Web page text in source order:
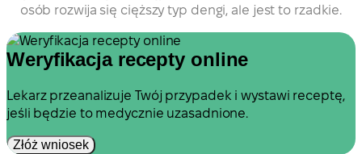
osób rozwija się cięższy typ dengi, ale jest to rzadkie.
Weryfikacja recepty online
Lekarz przeanalizuje Twój przypadek i wystawi receptę,
jeśli będzie to medycznie uzasadnione.
Złóż wniosek